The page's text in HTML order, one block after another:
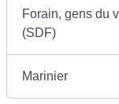
Forain, gens du
(SDF)
Marinier